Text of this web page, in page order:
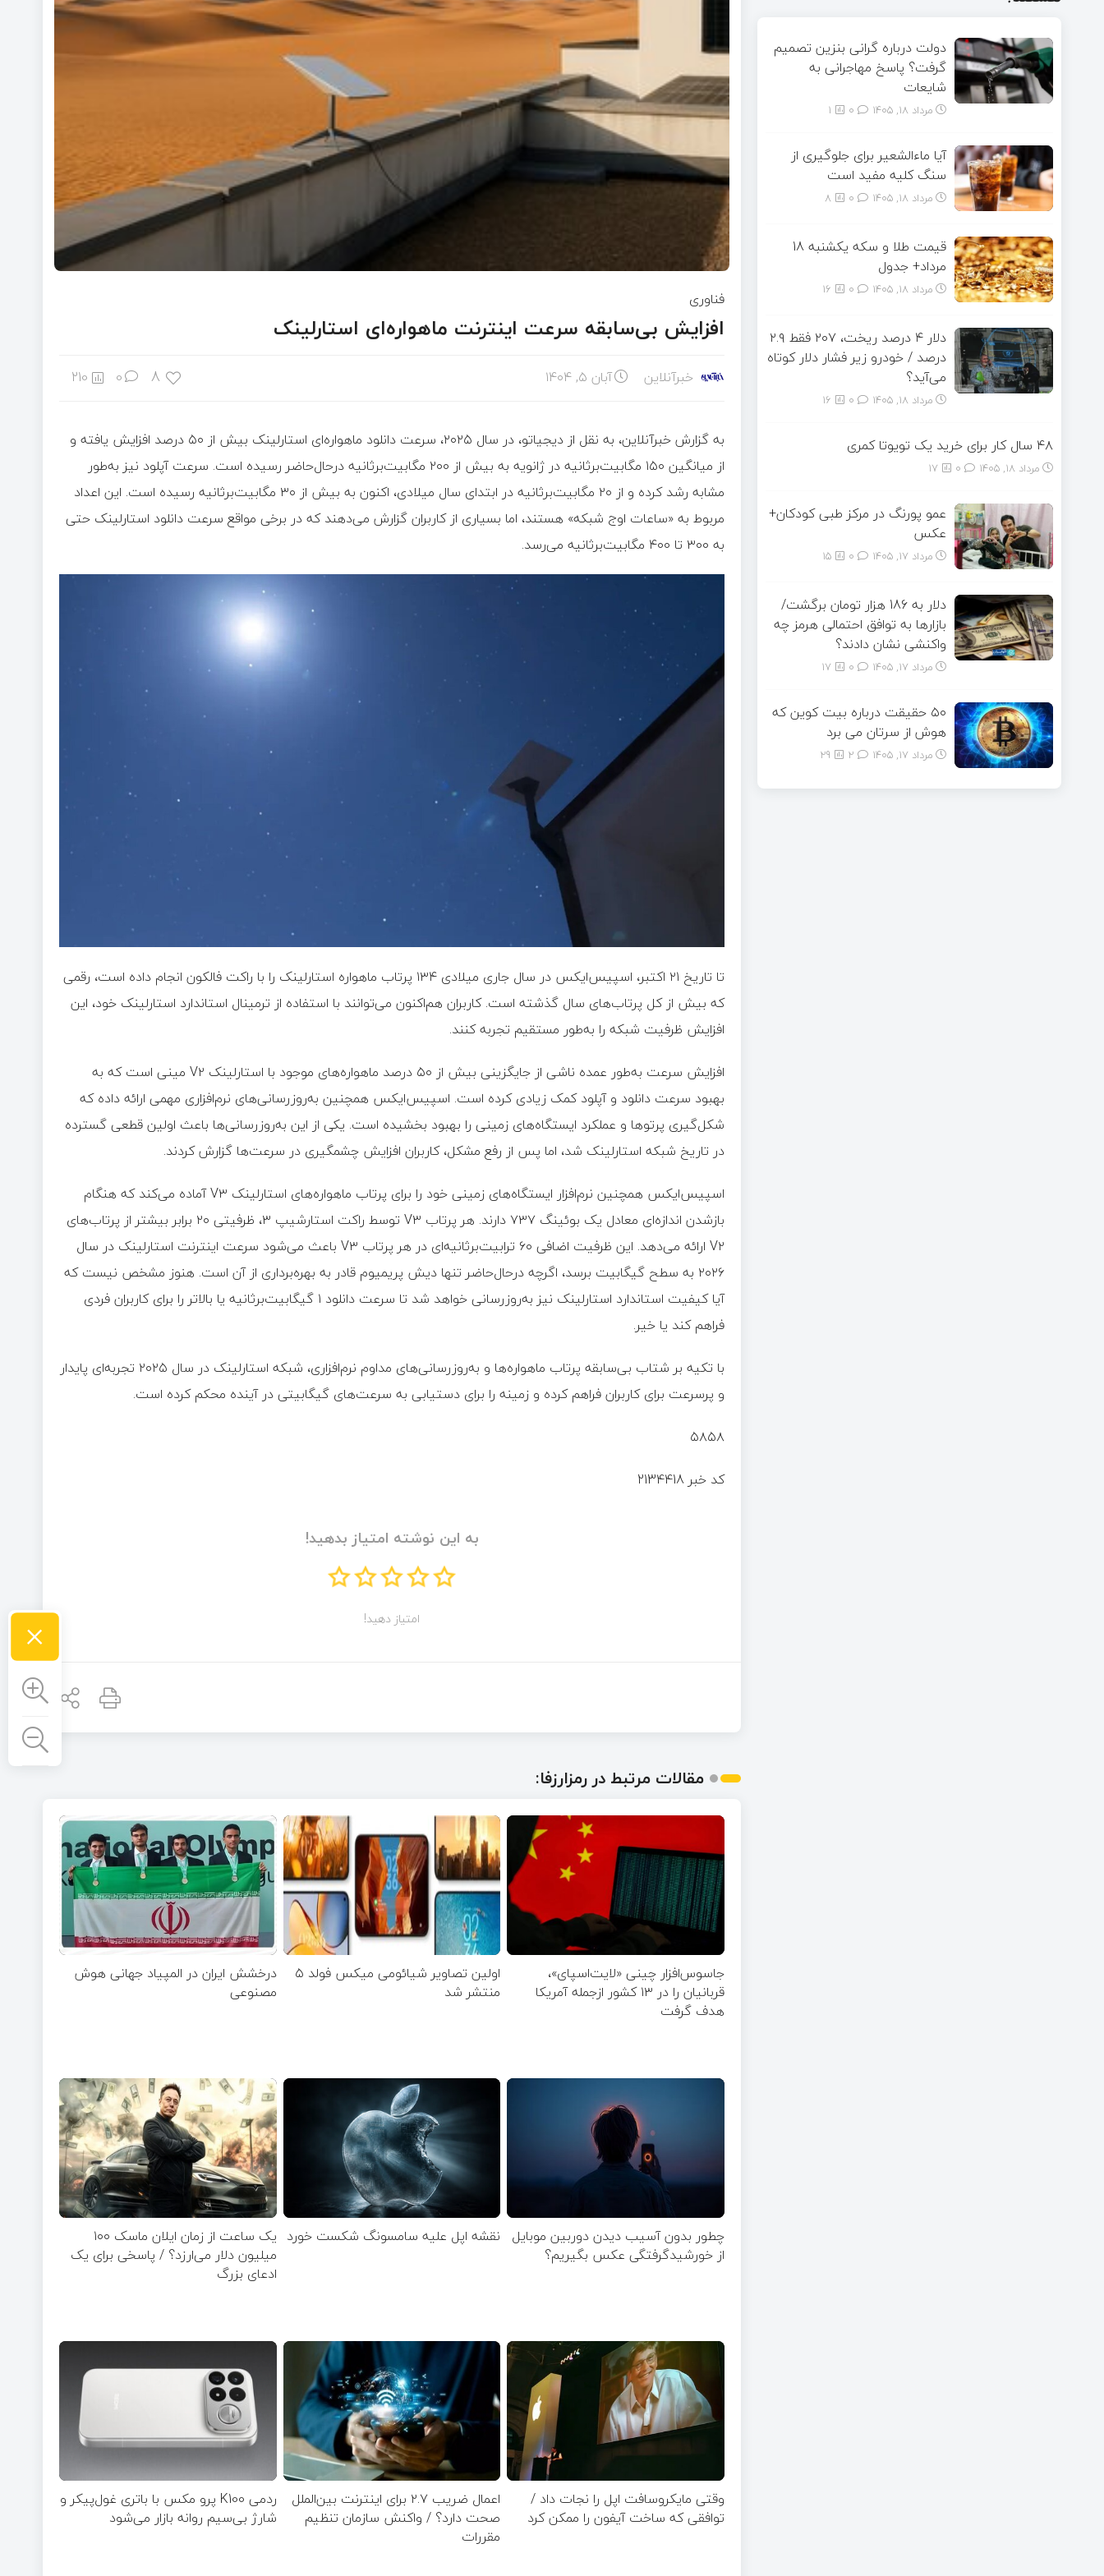
فناوری
افزایش بی‌سابقه سرعت اینترنت ماهواره‌ای استارلینک
خبرآنلاین آبان ۵, ۱۴۰۴ 8
0
210
به گزارش خبرآنلاین، به نقل از دیجیاتو، در سال ۲۰۲۵، سرعت دانلود ماهواره‌ای استارلینک بیش از ۵۰ درصد افزایش یافته و
از میانگین ۱۵۰ مگابیت‌برثانیه در ژانویه به بیش از ۲۰۰ مگابیت‌برثانیه درحال‌حاضر رسیده است. سرعت آپلود نیز به‌طور
مشابه رشد کرده و از ۲۰ مگابیت‌برثانیه در ابتدای سال میلادی، اکنون به بیش از ۳۰ مگابیت‌برثانیه رسیده است. این اعداد
مربوط به «ساعات اوج شبکه» هستند، اما بسیاری از کاربران گزارش می‌دهند که در برخی مواقع سرعت دانلود استارلینک حتی
به ۳۰۰ تا ۴۰۰ مگابیت‌برثانیه می‌رسد.
تا تاریخ ۲۱ اکتبر، اسپیس‌ایکس در سال جاری میلادی ۱۳۴ پرتاب ماهواره استارلینک را با راکت فالکون انجام داده است، رقمی
که بیش از کل پرتاب‌های سال گذشته است. کاربران هم‌اکنون می‌توانند با استفاده از ترمینال استاندارد استارلینک خود، این
افزایش ظرفیت شبکه را به‌طور مستقیم تجربه کنند.
افزایش سرعت به‌طور عمده ناشی از جایگزینی بیش از ۵۰ درصد ماهواره‌های موجود با استارلینک V۲ مینی است که به
بهبود سرعت دانلود و آپلود کمک زیادی کرده است. اسپیس‌ایکس همچنین به‌روزرسانی‌های نرم‌افزاری مهمی ارائه داده که
شکل‌گیری پرتوها و عملکرد ایستگاه‌های زمینی را بهبود بخشیده است. یکی از این به‌روزرسانی‌ها باعث اولین قطعی گسترده
در تاریخ شبکه استارلینک شد، اما پس از رفع مشکل، کاربران افزایش چشمگیری در سرعت‌ها گزارش کردند.
اسپیس‌ایکس همچنین نرم‌افزار ایستگاه‌های زمینی خود را برای پرتاب ماهواره‌های استارلینک V۳ آماده می‌کند که هنگام
بازشدن اندازه‌ای معادل یک بوئینگ ۷۳۷ دارند. هر پرتاب V۳ توسط راکت استارشیپ ۳، ظرفیتی ۲۰ برابر بیشتر از پرتاب‌های
V۲ ارائه می‌دهد. این ظرفیت اضافی ۶۰ ترابیت‌برثانیه‌ای در هر پرتاب V۳ باعث می‌شود سرعت اینترنت استارلینک در سال
۲۰۲۶ به سطح گیگابیت برسد، اگرچه درحال‌حاضر تنها دیش پریمیوم قادر به بهره‌برداری از آن است. هنوز مشخص نیست که
آیا کیفیت استاندارد استارلینک نیز به‌روزرسانی خواهد شد تا سرعت دانلود ۱ گیگابیت‌برثانیه یا بالاتر را برای کاربران فردی
فراهم کند یا خیر.
با تکیه بر شتاب بی‌سابقه پرتاب ماهواره‌ها و به‌روزرسانی‌های مداوم نرم‌افزاری، شبکه استارلینک در سال ۲۰۲۵ تجربه‌ای پایدار
و پرسرعت برای کاربران فراهم کرده و زمینه را برای دستیابی به سرعت‌های گیگابیتی در آینده محکم کرده است.
۵۸۵۸
کد خبر 2134418
به این نوشته امتیاز بدهید!
امتیاز دهید!
مقالات مرتبط در رمزارزفا:
جاسوس‌افزار چینی «لایت‌اسپای»،
قربانیان را در ۱۳ کشور ازجمله آمریکا
هدف گرفت
اولین تصاویر شیائومی میکس فولد ۵
منتشر شد
درخشش ایران در المپیاد جهانی هوش
مصنوعی
چطور بدون آسیب دیدن دوربین موبایل
از خورشیدگرفتگی عکس بگیریم؟
نقشه اپل علیه سامسونگ شکست خورد
یک ساعت از زمان ایلان ماسک ۱۰۰
میلیون دلار می‌ارزد؟ / پاسخی برای یک
ادعای بزرگ
وقتی مایکروسافت اپل را نجات داد /
توافقی که ساخت آیفون را ممکن کرد
اعمال ضریب ۲.۷ برای اینترنت بین‌الملل
صحت دارد؟ / واکنش سازمان تنظیم
مقررات
ردمی K100 پرو مکس با باتری غول‌پیکر و
شارژ بی‌سیم روانه بازار می‌شود
دولت درباره گرانی بنزین تصمیم
گرفت؟ پاسخ مهاجرانی به
شایعات
مرداد ۱۸, ۱۴۰۵ 1
آیا ماءالشعیر برای جلوگیری از
سنگ کلیه مفید است
مرداد ۱۸, ۱۴۰۵ 8
قیمت طلا و سکه یکشنبه 18
مرداد+ جدول
مرداد ۱۸, ۱۴۰۵ 16
دلار ۴ درصد ریخت، ۲۰۷ فقط ۲.۹
درصد / خودرو زیر فشار دلار کوتاه
می‌آید؟
مرداد ۱۸, ۱۴۰۵ 16
۴۸ سال کار برای خرید یک تویوتا کمری
مرداد ۱۸, ۱۴۰۵ 17
عمو پورنگ در مرکز طبی کودکان+
عکس
مرداد ۱۷, ۱۴۰۵ 15
دلار به 186 هزار تومان برگشت/
بازارها به توافق احتمالی هرمز چه
واکنشی نشان دادند؟
مرداد ۱۷, ۱۴۰۵ 17
۵۰ حقیقت درباره بیت کوین که
هوش از سرتان می برد
مرداد ۱۷, ۱۴۰۵ 29
×